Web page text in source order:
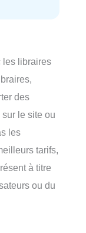
les libraires
des
sur le site ou
les
tarifs,
à titre
ou du